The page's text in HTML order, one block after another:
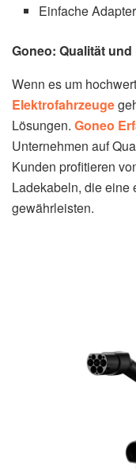
Einfache Adapter
Goneo: Qualität
Wenn es um
Elektrofahrzeuge
Lösungen. Goneo
Unternehmen auf
Kunden profitieren
Ladekabeln, die eine
gewährleisten.